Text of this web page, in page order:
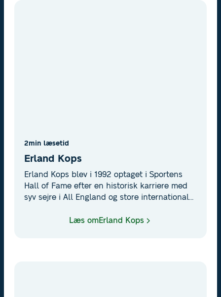
2min læsetid
Erland Kops
Erland Kops blev i 1992 optaget i Sportens
Hall of Fame efter en historisk karriere med
syv sejre i All England og store internationale
Læs omErland Kops